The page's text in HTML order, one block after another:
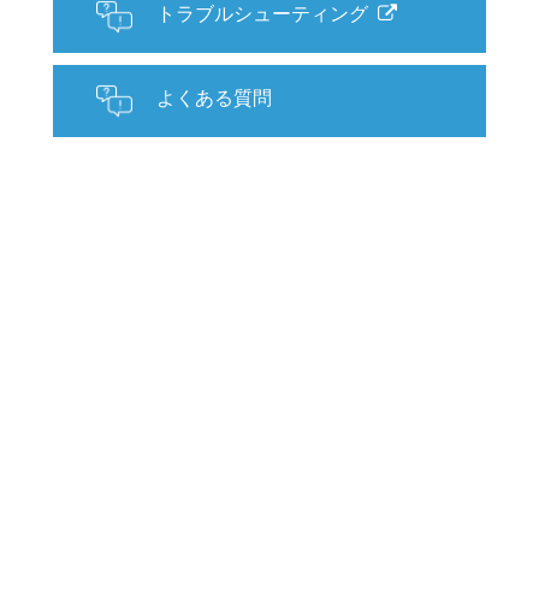
トラブルシューティング
よくある質問